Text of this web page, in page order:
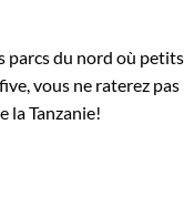
parcs du nord où petits
vous ne raterez pas
la Tanzanie!